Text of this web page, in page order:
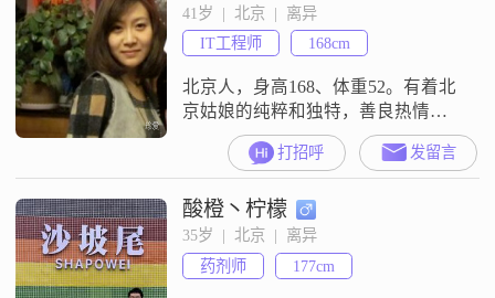
41岁  |  北京  |  离异
IT工程师
168cm
北京人，身高168、体重52。有着北
京姑娘的纯粹和独特，善良热情简
单大方，有同理心，懂得珍惜、体
贴对方。在央企工作，工作稳定。
离异带娃，父母帮照顾。我喜欢的
事物：找喜欢的电影看，健身，旅
游，美食。
打招呼 发留言
酸橙丶柠檬
35岁  |  北京  |  离异
药剂师
177cm